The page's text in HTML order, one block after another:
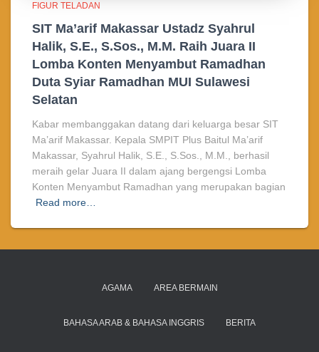
FIGUR TELADAN
SIT Ma’arif Makassar Ustadz Syahrul
Halik, S.E., S.Sos., M.M. Raih Juara II
Lomba Konten Menyambut Ramadhan
Duta Syiar Ramadhan MUI Sulawesi
Selatan
Kabar membanggakan datang dari keluarga besar SIT
Ma’arif Makassar. Kepala SMPIT Plus Baitul Ma’arif
Makassar, Syahrul Halik, S.E., S.Sos., M.M., berhasil
meraih gelar Juara II dalam ajang bergengsi Lomba
Konten Menyambut Ramadhan yang merupakan bagian
Read more…
AGAMA AREA BERMAIN
BAHASA ARAB & BAHASA INGGRIS BERITA